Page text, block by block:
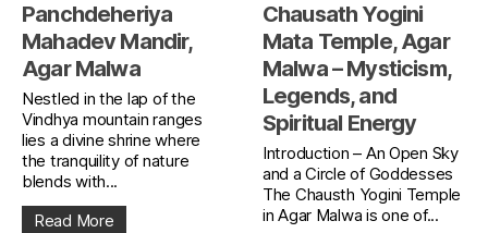
Panchdeheriya
Mahadev Mandir,
Agar Malwa
Nestled in the lap of the
Vindhya mountain ranges
lies a divine shrine where
the tranquility of nature
blends with...
Read More
Chausath Yogini
Mata Temple, Agar
Malwa – Mysticism,
Legends, and
Spiritual Energy
Introduction – An Open Sky
and a Circle of Goddesses
The Chausth Yogini Temple
in Agar Malwa is one of...